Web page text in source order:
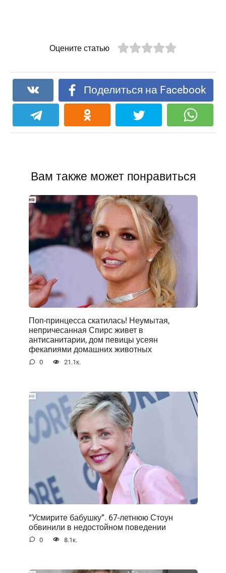
Оцените статью
Поделиться на Facebook
Вам также может понравиться
Поп-принцесса скатилась! Неумытая,
непричесанная Спирс живет в
антисанитарии, дом певицы усеян
фекаnиями домашних животных
0 21.1к.
“Усмирите бабушку”. 67-летнюю Стоун
обвинили в недостойном поведении
0 8.1к.